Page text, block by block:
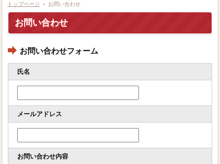
時間割り
入塾説明会
授業料のご案内
お問い合わせ
ステップ5概要
トップページ ＞ お問い合わせ
お問い合わせ
お問い合わせフォーム
氏名
メールアドレス
お問い合わせ内容